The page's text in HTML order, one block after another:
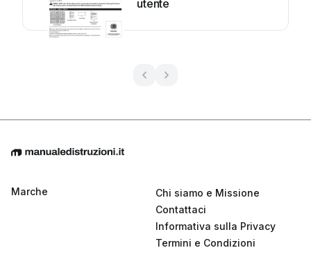
utente
Marche
Chi siamo e Missione
Contattaci
Informativa sulla Privacy
Termini e Condizioni